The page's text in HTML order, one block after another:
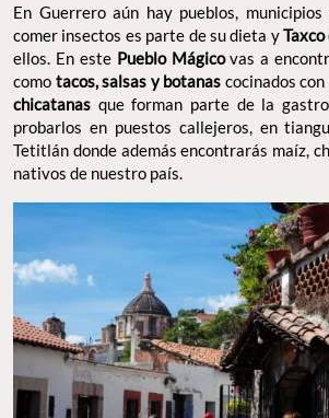
En Guerrero aún hay pueblos,
comer insectos es parte de su dieta y
ellos. En este Pueblo Mágicovas a
como tacos, salsas y botanas cocinados con
chicatanas que forman parte de la
probarlos en puestos callejeros, en
Tetitlán donde además encontrarás maíz,
nativos de nuestro país.